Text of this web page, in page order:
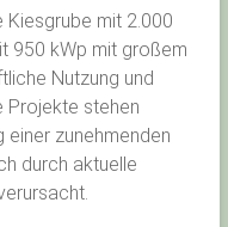
mit 2.000
950 kWp mit großem
Nutzung und
Projekte stehen
zunehmenden
durch aktuelle